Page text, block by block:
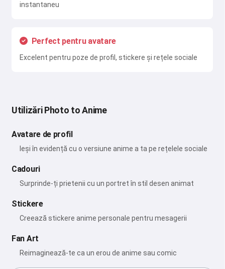
instantaneu
Perfect pentru avatare
Excelent pentru poze de profil, stickere și rețele sociale
Utilizări Photo to Anime
Avatare de profil
Ieși în evidență cu o versiune anime a ta pe rețelele sociale
Cadouri
Surprinde-ți prietenii cu un portret în stil desen animat
Stickere
Creează stickere anime personale pentru mesagerii
Fan Art
Reimaginează-te ca un erou de anime sau comic